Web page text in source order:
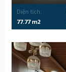
Diện tích:
77.77 m2